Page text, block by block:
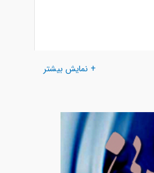
+ نمایش بیشتر